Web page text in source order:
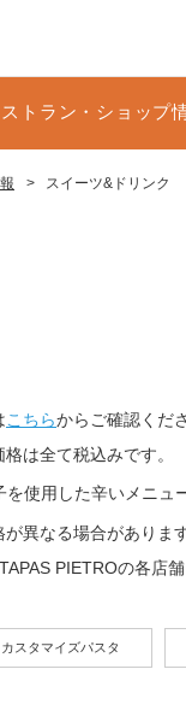
ストラン・ショップ
> スイーツ&ドリンク
こちらからご確認くだ
は全て税込みです。
を使用した辛いメニュ
異なる場合がありま
PIETROの各店
カスタマイズパスタ